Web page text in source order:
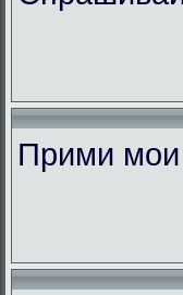
Прими мои